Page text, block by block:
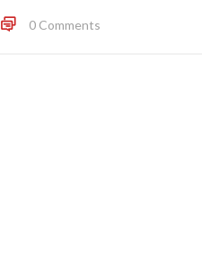
0 Comments